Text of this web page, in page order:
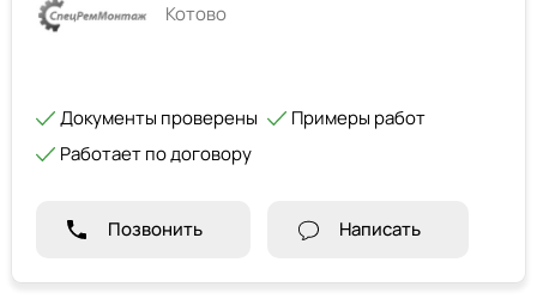
Котово
Документы проверены
Примеры работ
Работает по договору
Позвонить Написать